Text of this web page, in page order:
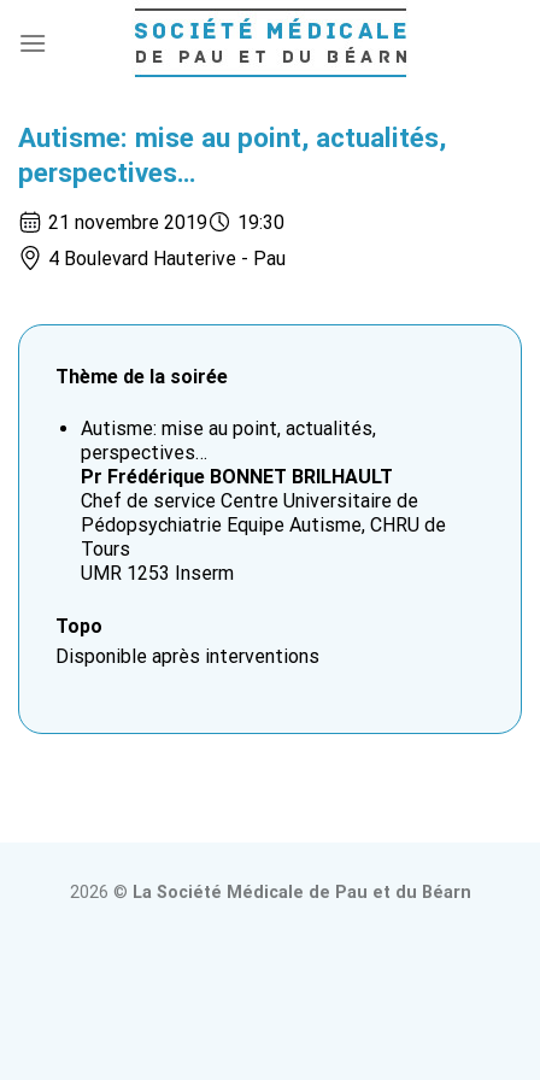
Autisme: mise au point, actualités,
perspectives…
21 novembre 2019
19:30
4 Boulevard Hauterive - Pau
Thème de la soirée
Autisme: mise au point, actualités,
perspectives…
Pr Frédérique BONNET BRILHAULT
Chef de service Centre Universitaire de
Pédopsychiatrie Equipe Autisme, CHRU de
Tours
UMR 1253 Inserm
Topo
Disponible après interventions
2026 © La Société Médicale de Pau et du Béarn